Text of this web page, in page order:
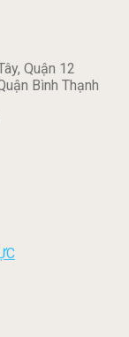
Quận 12
Bình Thạnh